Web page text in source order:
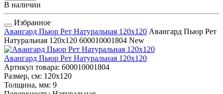
В наличии
Избранное
Авангард Пьюр Рет Натуральная 120x120 Авангард Пьюр Рет
Натуральная 120x120 600010001804 New
Авангард Пьюр Рет Натуральная 120x120
Артикул товара: 600010001804
Размер, см: 120x120
Толщина, мм: 9